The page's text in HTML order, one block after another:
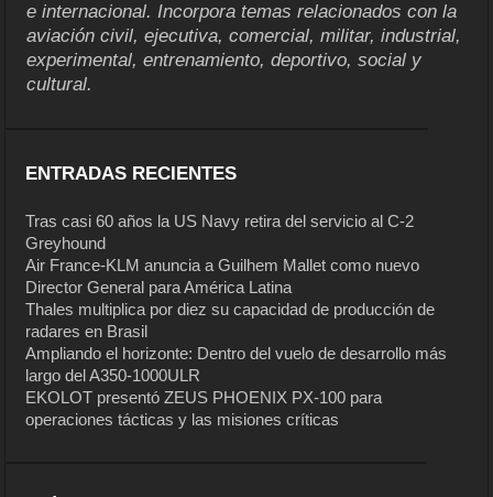
e internacional. Incorpora temas relacionados con la
aviación civil, ejecutiva, comercial, militar, industrial,
experimental, entrenamiento, deportivo, social y
cultural.
ENTRADAS RECIENTES
Tras casi 60 años la US Navy retira del servicio al C-2
Greyhound
Air France-KLM anuncia a Guilhem Mallet como nuevo
Director General para América Latina
Thales multiplica por diez su capacidad de producción de
radares en Brasil
Ampliando el horizonte: Dentro del vuelo de desarrollo más
largo del A350-1000ULR
EKOLOT presentó ZEUS PHOENIX PX-100 para
operaciones tácticas y las misiones críticas